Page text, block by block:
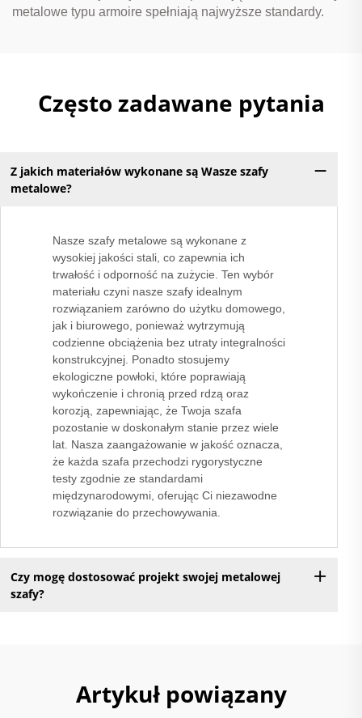
metalowe typu armoire spełniają najwyższe standardy.
Często zadawane pytania
Z jakich materiałów wykonane są Wasze szafy
metalowe?
Nasze szafy metalowe są wykonane z
wysokiej jakości stali, co zapewnia ich
trwałość i odporność na zużycie. Ten wybór
materiału czyni nasze szafy idealnym
rozwiązaniem zarówno do użytku domowego,
jak i biurowego, ponieważ wytrzymują
codzienne obciążenia bez utraty integralności
konstrukcyjnej. Ponadto stosujemy
ekologiczne powłoki, które poprawiają
wykończenie i chronią przed rdzą oraz
korozją, zapewniając, że Twoja szafa
pozostanie w doskonałym stanie przez wiele
lat. Nasza zaangażowanie w jakość oznacza,
że każda szafa przechodzi rygorystyczne
testy zgodnie ze standardami
międzynarodowymi, oferując Ci niezawodne
rozwiązanie do przechowywania.
Czy mogę dostosować projekt swojej metalowej
szafy?
Artykuł powiązany